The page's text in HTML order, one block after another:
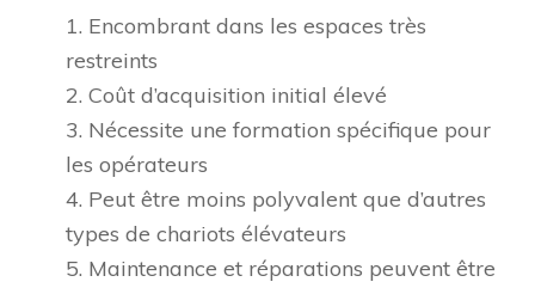
1. Encombrant dans les espaces très
restreints
2. Coût d’acquisition initial élevé
3. Nécessite une formation spécifique pour
les opérateurs
4. Peut être moins polyvalent que d’autres
types de chariots élévateurs
5. Maintenance et réparations peuvent être